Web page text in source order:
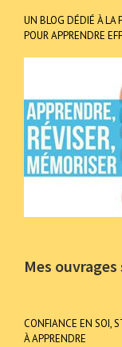
UN BLOG DÉDIÉ À LA
POUR APPRENDRE
Mes
CONFIANCE EN SOI,
À APPRENDRE